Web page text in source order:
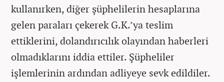
kullanırken, diğer şüphelilerin hesaplarına
gelen paraları çekerek G.K.’ya teslim
ettiklerini, dolandırıcılık olayından haberleri
olmadıklarını iddia ettiler. Şüpheliler
işlemlerinin ardından adliyeye sevk edildiler.